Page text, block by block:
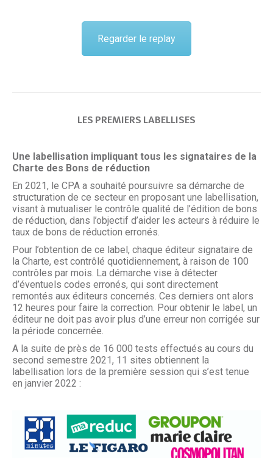
Regarder le replay
LES PREMIERS LABELLISES
Une labellisation impliquant tous les signataires de la
Charte des Bons de réduction
En 2021, le CPA a souhaité poursuivre sa démarche de
structuration de ce secteur en proposant une labellisation,
visant à mutualiser le contrôle qualité de l’édition de bons
de réduction, dans l’objectif d’aider les acteurs à réduire le
taux de bons de réduction erronés.
Pour l’obtention de ce label, chaque éditeur signataire de
la Charte, est contrôlé quotidiennement, à raison de 100
contrôles par mois. La démarche vise à détecter
d’éventuels codes erronés, qui sont directement
remontés aux éditeurs concernés. Ces derniers ont alors
12 heures pour faire la correction. Pour obtenir le label, un
éditeur ne doit pas avoir plus d’une erreur non corrigée sur
la période concernée.
A la suite de près de 16 000 tests effectués au cours du
second semestre 2021, 11 sites obtiennent la
labellisation lors de la première session qui s’est tenue
en janvier 2022 :